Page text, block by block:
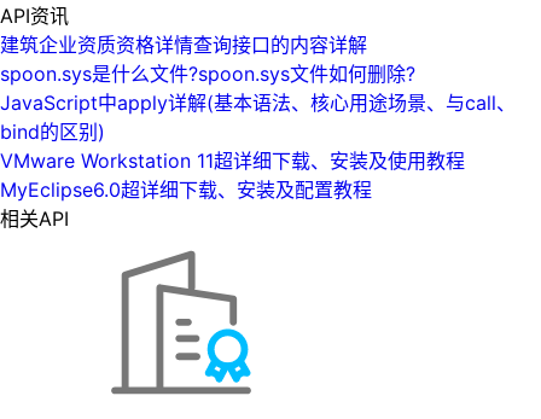
API资讯
建筑企业资质资格详情查询接口的内容详解
spoon.sys是什么文件?spoon.sys文件如何删除?
JavaScript中apply详解(基本语法、核心用途场景、与call、
bind的区别)
VMware Workstation 11超详细下载、安装及使用教程
MyEclipse6.0超详细下载、安装及配置教程
相关API